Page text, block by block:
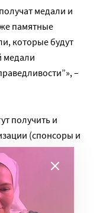
медали и
памятные
которые будут
медали
–
получить и
(спонсоры и
этих